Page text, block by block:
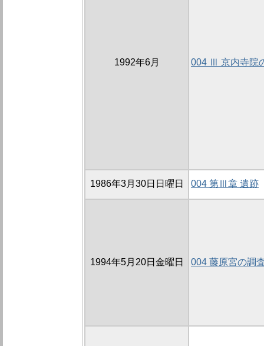
1992年6月 004 Ⅲ 京内寺院
1986年3月30日日曜日 004 第Ⅲ章 遺跡
1994年5月20日金曜日 004 藤原宮の調